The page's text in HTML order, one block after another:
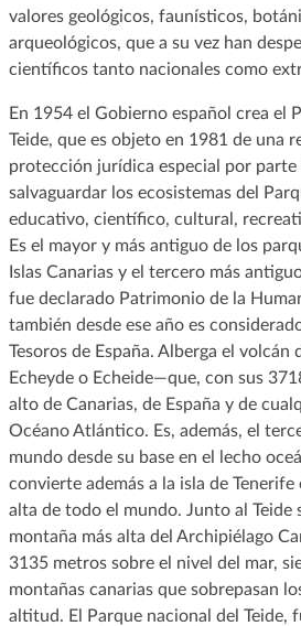
valores geológicos, faunísticos,
arqueológicos, que a su vez han
científicos tanto nacionales como
En 1954 el Gobierno español crea el
Teide, que es objeto en 1981 de una
protección jurídica especial por parte
salvaguardar los ecosistemas del
educativo, científico, cultural,
Es el mayor y más antiguo de los
Islas Canarias y el tercero más
fue declarado Patrimonio de la
también desde ese año es
Tesoros de España. Alberga el volcán
Echeyde o Echeide—que, con sus
alto de Canarias, de España y de
Océano Atlántico. Es, además, el
mundo desde su base en el lecho
convierte además a la isla de Tenerife
alta de todo el mundo. Junto al Teide
montaña más alta del Archipiélago
3135 metros sobre el nivel del mar,
montañas canarias que sobrepasan
altitud. El Parque nacional del Teide,